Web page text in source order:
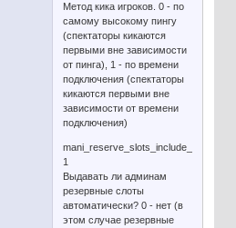
Метод кика игроков. 0 - по
самому высокому пингу
(спектаторы кикаются
первыми вне зависимости
от пинга), 1 - по времени
подключения (спектаторы
кикаются первыми вне
зависимости от времени
подключения)
mani_reserve_slots_include_admin
1
Выдавать ли админам
резервные слоты
автоматически? 0 - нет (в
этом случае резервные